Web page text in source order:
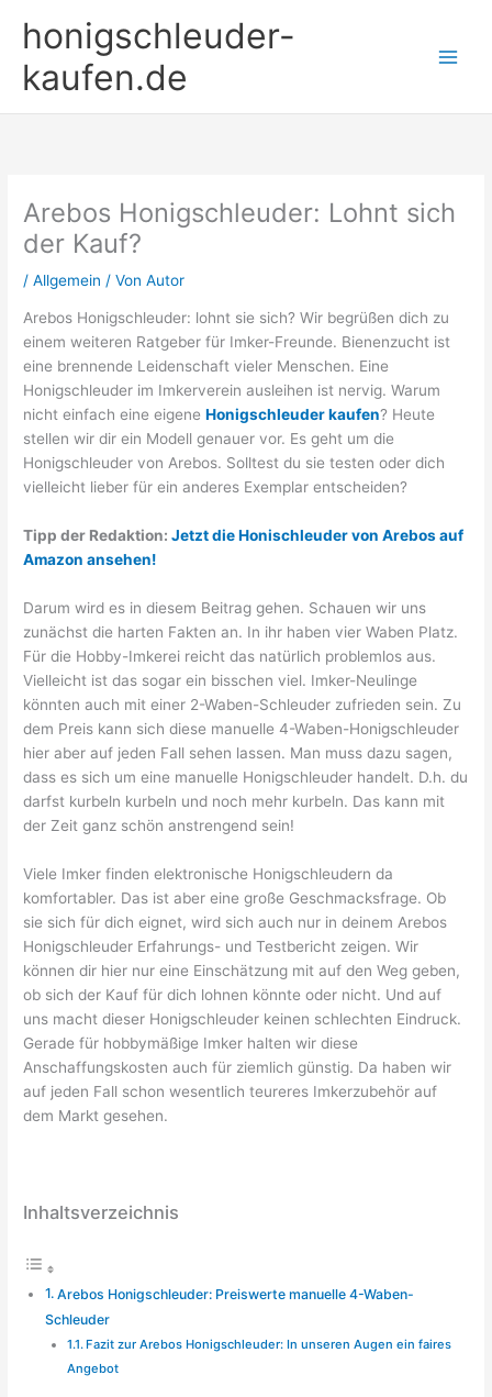
Inhalthonigschleuder-
kaufen.de
Arebos Honigschleuder: Lohnt sich
der Kauf?
/Allgemein / VonAutor
Arebos Honigschleuder: lohnt sie sich? Wir begrüßen dich zu
einem weiteren Ratgeber für Imker-Freunde. Bienenzucht ist
eine brennende Leidenschaft vieler Menschen. Eine
Honigschleuder im Imkerverein ausleihen ist nervig. Warum
nicht einfach eine eigeneHonigschleuder kaufen? Heute
stellen wir dir ein Modell genauer vor. Es geht um die
Honigschleuder von Arebos. Solltest du sie testen oder dich
vielleicht lieber für ein anderes Exemplar entscheiden?
Tipp der Redaktion:Jetzt die Honischleuder von Arebos auf
Amazon ansehen!
Darum wird es in diesem Beitrag gehen. Schauen wir uns
zunächst die harten Fakten an. In ihr haben vier Waben Platz.
Für die Hobby-Imkerei reicht das natürlich problemlos aus.
Vielleicht ist das sogar ein bisschen viel. Imker-Neulinge
könnten auch mit einer 2-Waben-Schleuder zufrieden sein. Zu
dem Preis kann sich diese manuelle 4-Waben-Honigschleuder
hier aber auf jeden Fall sehen lassen. Man muss dazu sagen,
dass es sich um eine manuelle Honigschleuder handelt. D.h. du
darfst kurbeln kurbeln und noch mehr kurbeln. Das kann mit
der Zeit ganz schön anstrengend sein!
Viele Imker finden elektronische Honigschleudern da
komfortabler. Das ist aber eine große Geschmacksfrage. Ob
sie sich für dich eignet, wird sich auch nur in deinem Arebos
Honigschleuder Erfahrungs- und Testbericht zeigen. Wir
können dir hier nur eine Einschätzung mit auf den Weg geben,
ob sich der Kauf für dich lohnen könnte oder nicht. Und auf
uns macht dieser Honigschleuder keinen schlechten Eindruck.
Gerade für hobbymäßige Imker halten wir diese
Anschaffungskosten auch für ziemlich günstig. Da haben wir
auf jeden Fall schon wesentlich teureres Imkerzubehör auf
dem Markt gesehen.
Inhaltsverzeichnis
Arebos Honigschleuder: Preiswerte manuelle 4-Waben-
Schleuder
Fazit zur Arebos Honigschleuder: In unseren Augen ein faires
Angebot